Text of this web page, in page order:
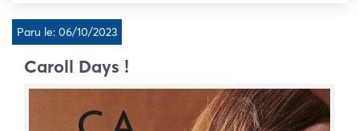
Paru le: 06/10/2023
Caroll Days !